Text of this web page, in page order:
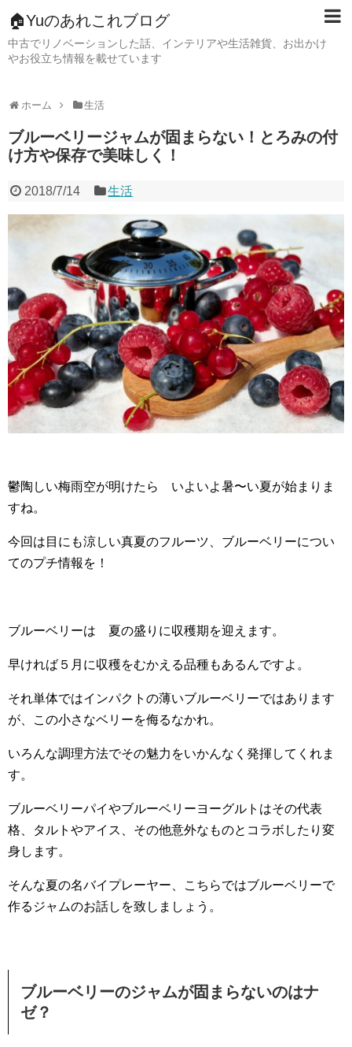
🏠Yuのあれこれブログ
中古でリノベーションした話、インテリアや生活雑貨、お出かけ
やお役立ち情報を載せています
ホーム 生活
ブルーベリージャムが固まらない！とろみの付
け方や保存で美味しく！
2018/7/14 生活
鬱陶しい梅雨空が明けたら いよいよ暑〜い夏が始まりま
すね。
今回は目にも涼しい真夏のフルーツ、ブルーベリーについ
てのプチ情報を！
ブルーベリーは 夏の盛りに収穫期を迎えます。
早ければ５月に収穫をむかえる品種もあるんですよ。
それ単体ではインパクトの薄いブルーベリーではあります
が、この小さなベリーを侮るなかれ。
いろんな調理方法でその魅力をいかんなく発揮してくれま
す。
ブルーベリーパイやブルーベリーヨーグルトはその代表
格、タルトやアイス、その他意外なものとコラボしたり変
身します。
そんな夏の名バイプレーヤー、こちらではブルーベリーで
作るジャムのお話しを致しましょう。
ブルーベリーのジャムが固まらないのはナ
ゼ？